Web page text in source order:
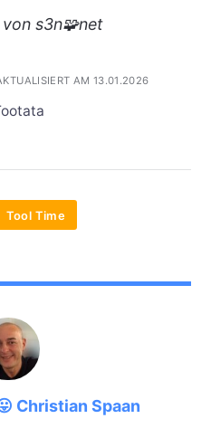
s3n🧩net
AM 13.01.2026
Tool Time
Christian Spaan